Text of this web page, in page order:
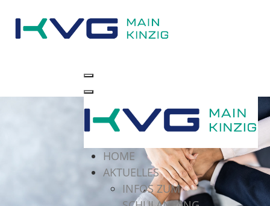
HOME
AKTUELLES
INFOS ZUM